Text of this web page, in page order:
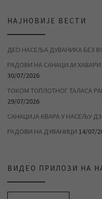
НАЈНОВИЈЕ ВЕСТИ
ДЕО НАСЕЉА ДУВАНИКА БЕЗ
РАДОВИ НА САНАЦИЈИ
30/07/2026
ТОКОМ ТОПЛОТНОГ ТАЛАСА
29/07/2026
САНАЦИЈА КВАРА У НАСЕЉУ Д3
РАДОВИ НА ДУВАНИЦИ 14/07/
ВИДЕО ПРИЛОЗИ НА